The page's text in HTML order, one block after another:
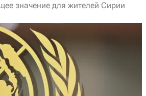
значение для жителей Сирии